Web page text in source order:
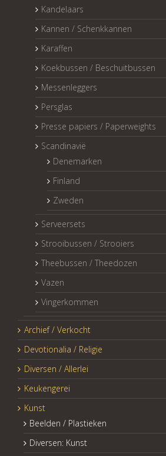
Kandelaars
Kannen / Schenkkannen
Karaffen
Koekbussen / Beschuitbussen
Messenleggers
Persglas
Presse papiers / Paperweights
Scandinavië
Denemarken
Finland
Zweden
Serveersets
Strooibussen / Strooiers
Theebussen / Theedozen
Vazen
Vingerkommen
Archief / Verkocht
Devotionalia / Religie
Diversen / Allerlei
Keukengerei
Kunst
Beelden / Plastieken
Diversen: Kunst